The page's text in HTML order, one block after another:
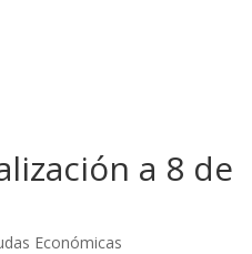
a 8 de
Económicas